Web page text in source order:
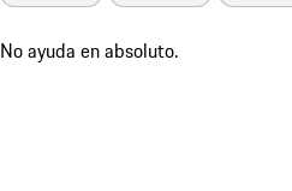
No ayuda en absoluto.